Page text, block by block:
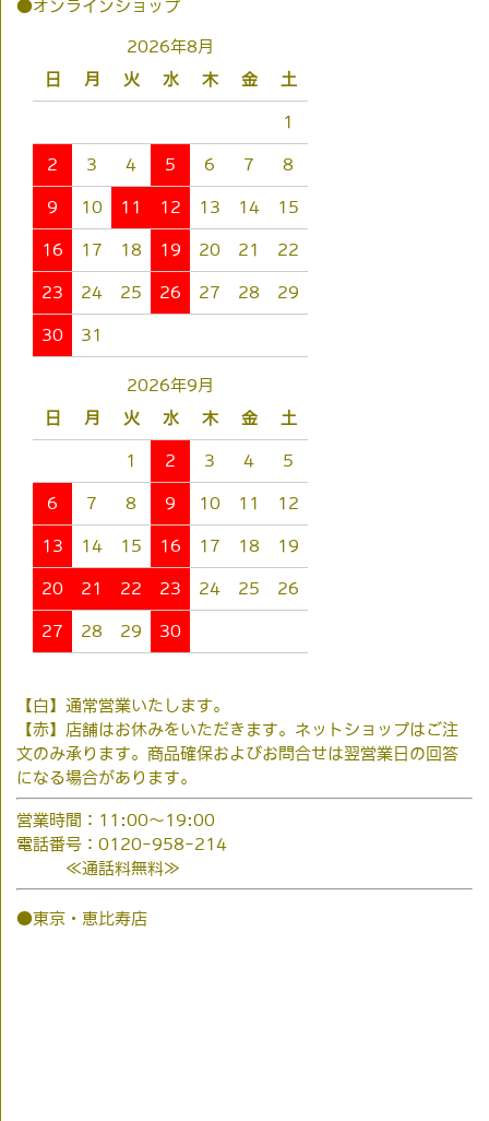
●オンラインショップ
2026年8月
日
月 火 水 木 金 土
1
2 3 4 5 6 7 8
9 10 11 12 13 14 15
16 17 18 19 20 21 22
23 24 25 26 27 28 29
30 31
2026年9月
日
月 火 水 木 金 土
1 2 3 4 5
6 7 8 9 10 11 12
13 14 15 16 17 18 19
20 21 22 23 24 25 26
27 28 29 30
【白】通常営業いたします。
【赤】店舗はお休みをいただきます。ネットショップはご注
文のみ承ります。商品確保およびお問合せは翌営業日の回答
になる場合があります。
営業時間：11:00～19:00
電話番号：0120-958-214
≪通話料無料≫
●東京・恵比寿店